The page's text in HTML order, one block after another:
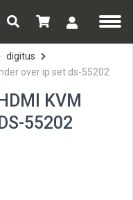
digitus
over ip set ds-55202
KVM
55202